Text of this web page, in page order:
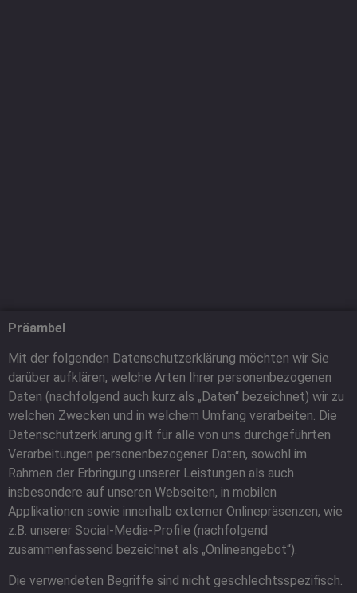
Präambel
Mit der folgenden Datenschutzerklärung möchten wir Sie
darüber aufklären, welche Arten Ihrer personenbezogenen
Daten (nachfolgend auch kurz als „Daten“ bezeichnet) wir zu
welchen Zwecken und in welchem Umfang verarbeiten. Die
Datenschutzerklärung gilt für alle von uns durchgeführten
Verarbeitungen personenbezogener Daten, sowohl im
Rahmen der Erbringung unserer Leistungen als auch
insbesondere auf unseren Webseiten, in mobilen
Applikationen sowie innerhalb externer Onlinepräsenzen, wie
z.B. unserer Social-Media-Profile (nachfolgend
zusammenfassend bezeichnet als „Onlineangebot“).
Die verwendeten Begriffe sind nicht geschlechtsspezifisch.